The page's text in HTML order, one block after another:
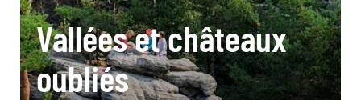
Vallées et châteaux
oubliés